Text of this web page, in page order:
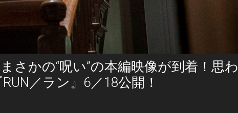
さかの“呪い”の本編映像が到着！思わ
／ラン』6／18公開！